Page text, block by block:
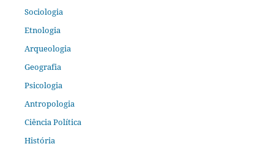
Sociologia
Etnologia
Arqueologia
Geografia
Psicologia
Antropologia
Ciência Política
História